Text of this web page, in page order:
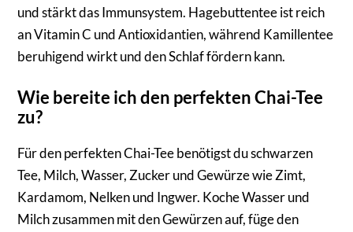
und stärkt das Immunsystem. Hagebuttentee ist reich
an Vitamin C und Antioxidantien, während Kamillentee
beruhigend wirkt und den Schlaf fördern kann.
Wie bereite ich den perfekten Chai-Tee
zu?
Für den perfekten Chai-Tee benötigst du schwarzen
Tee, Milch, Wasser, Zucker und Gewürze wie Zimt,
Kardamom, Nelken und Ingwer. Koche Wasser und
Milch zusammen mit den Gewürzen auf, füge den